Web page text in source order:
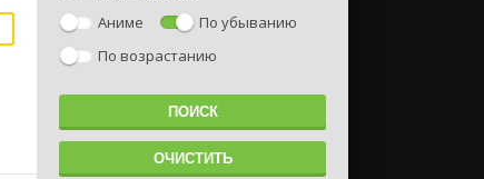
Аниме
По убыванию
По возрастанию